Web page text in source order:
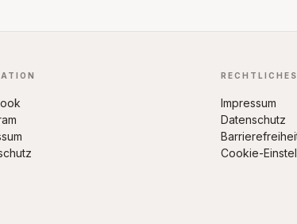
RECHTLICHES
Impressum
Datenschutz
Cookie-